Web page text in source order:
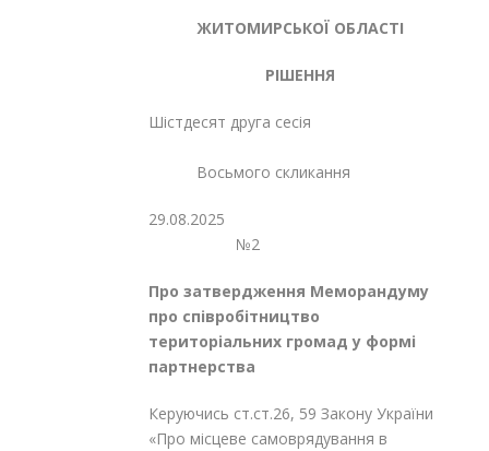
ЖИТОМИРСЬКОЇ ОБЛАСТІ
РІШЕННЯ
Шістдесят друга сесія
Восьмого скликання
№2
Про затвердження Меморандуму
про співробітництво
територіальних громад у формі
партнерства
Керуючись ст.ст.26, 59 Закону України
«Про місцеве самоврядування в